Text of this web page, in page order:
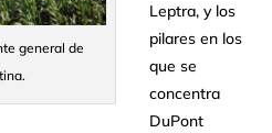
general de
Leptra, y los
pilares en los
que se
concentra
DuPont